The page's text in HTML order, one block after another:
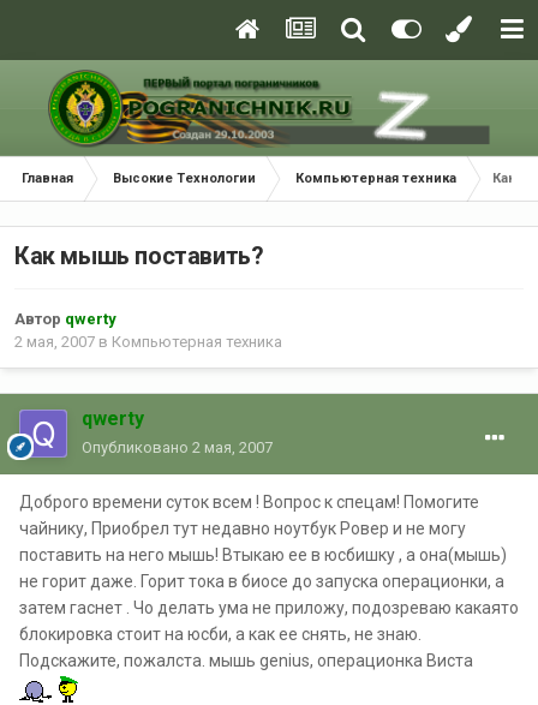
Главная Высокие Технологии Компьютерная техника Как
Как мышь поставить?
Автор qwerty
2 мая, 2007 в Компьютерная техника
qwerty
Опубликовано 2 мая, 2007
Доброго времени суток всем ! Вопрос к спецам! Помогите
чайнику, Приобрел тут недавно ноутбук Ровер и не могу
поставить на него мышь! Втыкаю ее в юсбишку , а она(мышь)
не горит даже. Горит тока в биосе до запуска операционки, а
затем гаснет . Чо делать ума не приложу, подозреваю какаято
блокировка стоит на юсби, а как ее снять, не знаю.
Подскажите, пожалста. мышь genius, операционка Виста